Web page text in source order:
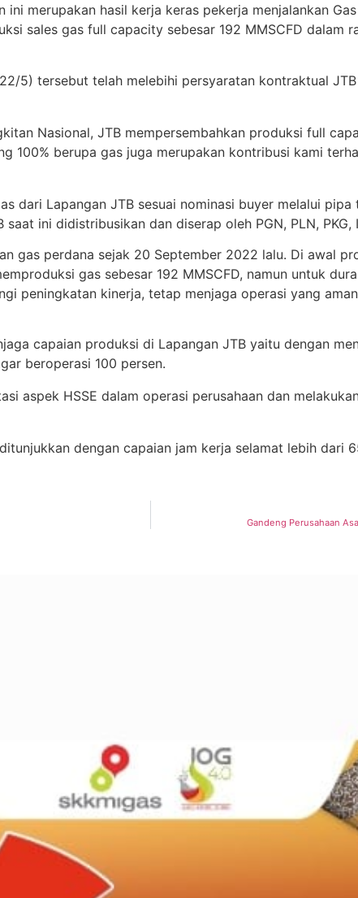
merupakan hasil kerja keras pekerja menjalankan
sales gas full capacity sebesar 192 MMSCFD dalam
5) tersebut telah melebihi persyaratan kontraktual
Nasional, JTB mempersembahkan produksi full
100% berupa gas juga merupakan kontribusi kami
dari Lapangan JTB sesuai nominasi buyer melalui
ini didistribusikan dan diserap oleh PGN, PLN,
gas perdana sejak 20 September 2022 lalu. Di awal
gas sebesar 192 MMSCFD, namun untuk
peningkatan kinerja, tetap menjaga operasi yang
capaian produksi di Lapangan JTB yaitu dengan
beroperasi 100 persen.
aspek HSSE dalam operasi perusahaan dan
dengan capaian jam kerja selamat lebih dari
Gandeng Perusahaan